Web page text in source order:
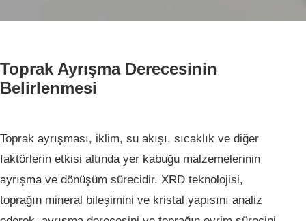
Ana Sayfa
Hizmetlerimiz
Mineraller
Hizmetlerimiz
Toprak Ayrışma Derecesinin
Belirlenmesi
Toprak ayrışması, iklim, su akışı, sıcaklık ve diğer
faktörlerin etkisi altında yer kabuğu malzemelerinin
ayrışma ve dönüşüm sürecidir. XRD teknolojisi,
toprağın mineral bileşimini ve kristal yapısını analiz